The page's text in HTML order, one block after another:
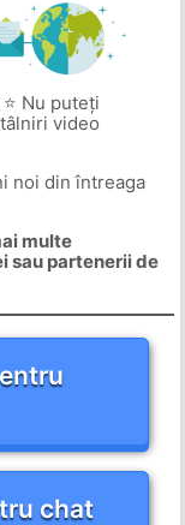
Nu puteți
video
noi din întreaga
multe
sau partenerii de
chat